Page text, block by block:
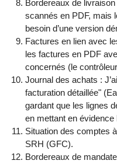
Bordereaux de
scannés en PDF, mais
besoin d’une version
Factures en lien avec
les factures en PDF
concernés (le
Journal des achats :
facturation détaillée"
gardant que les lignes
en mettant en
Situation des comptes
SRH (GFC).
Bordereaux de